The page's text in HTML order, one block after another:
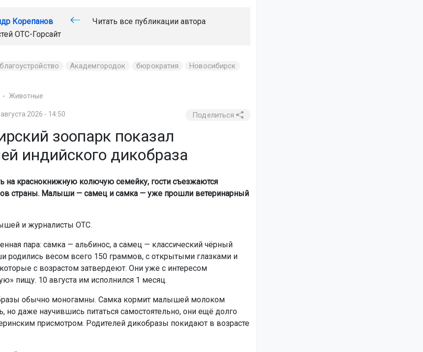
Корепанов
Читать все публикации автора
ОТС-Горсайт
благоустройство Академгородок бюрократия
Новосибирск
Животные
2026 - 14:50 Поделиться
зоопарк показал
индийского дикобраза
на краснокнижную колючую семейку, гости съезжаются
страны. Малыши — самец и самка — уже прошли ветеринарный
и журналисты ОТС.
пара: самка — альбинос, а самец — классический чёрный
родились весом всего 150 граммов, с открытыми глазками и
с возрастом затвердеют. Они уже с интересом
пищу. 10 августа им исполнился 1 месяц.
обычно моногамны. Самка кормит малышей молоком
но даже научившись питаться самостоятельно, они ещё долго
присмотром. Родителей дикобразы покидают в возрасте